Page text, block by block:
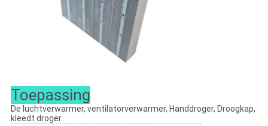
Toepassing
De luchtverwarmer, ventilatorverwarmer, Handdroger, Droogkap,
kleedt droger